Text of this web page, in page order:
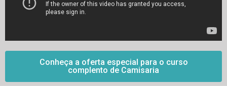
Conheça a oferta especial para o curso
complento de Camisaria